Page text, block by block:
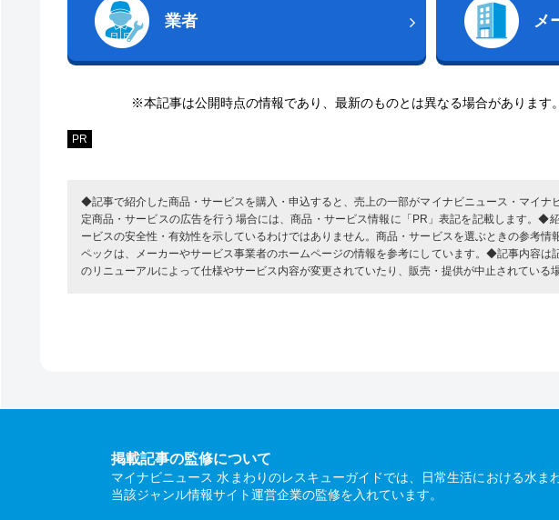
業者 メ
※本記事は公開時点の情報であり、最新のものとは異なる場合があります
PR
◆記事で紹介した商品・サービスを購入・申込すると、売上の一部がマイナビニュース・マイ
定商品・サービスの広告を行う場合には、商品・サービス情報に「PR」表記を記載します。◆
ービスの安全性・有効性を示しているわけではありません。商品・サービスを選ぶときの参考
ペックは、メーカーやサービス事業者のホームページの情報を参考にしています。◆記事内容は
のリニューアルによって仕様やサービス内容が変更されていたり、販売・提供が中止されている
掲載記事の監修について
マイナビニュース 水まわりのレスキューガイドでは、日常生活における水
当該ジャンル情報サイト運営企業の監修を入れています。